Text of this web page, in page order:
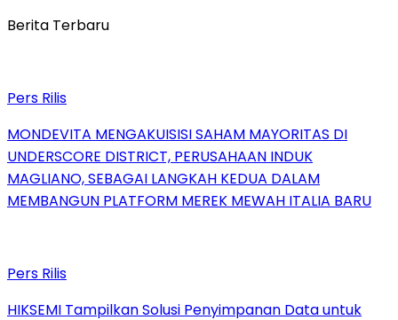
Berita Terbaru
Pers Rilis
MONDEVITA MENGAKUISISI SAHAM MAYORITAS DI
UNDERSCORE DISTRICT, PERUSAHAAN INDUK
MAGLIANO, SEBAGAI LANGKAH KEDUA DALAM
MEMBANGUN PLATFORM MEREK MEWAH ITALIA BARU
Pers Rilis
HIKSEMI Tampilkan Solusi Penyimpanan Data untuk